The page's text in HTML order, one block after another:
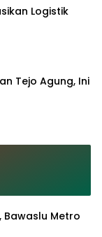
Logistik
Tejo Agung, Ini
Bawaslu Metro